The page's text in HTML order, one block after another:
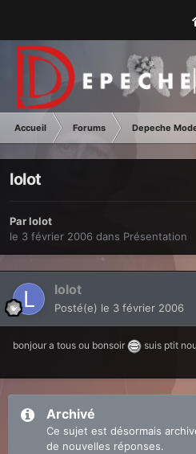
Accueil Forums Depeche
lolot
Parlolot
le 3 février 2006 dans Présentation
lolot
Posté(e) le 3 février 2006
bonjour a tous ou bonsoir suis ptit
Archivé
Ce sujet est désormais
de nouvelles réponses.